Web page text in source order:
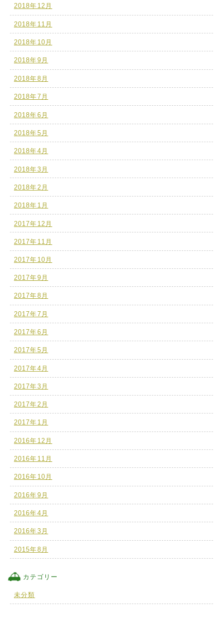
2018年12月
2018年11月
2018年10月
2018年9月
2018年8月
2018年7月
2018年6月
2018年5月
2018年4月
2018年3月
2018年2月
2018年1月
2017年12月
2017年11月
2017年10月
2017年9月
2017年8月
2017年7月
2017年6月
2017年5月
2017年4月
2017年3月
2017年2月
2017年1月
2016年12月
2016年11月
2016年10月
2016年9月
2016年4月
2016年3月
2015年8月
カテゴリー
未分類